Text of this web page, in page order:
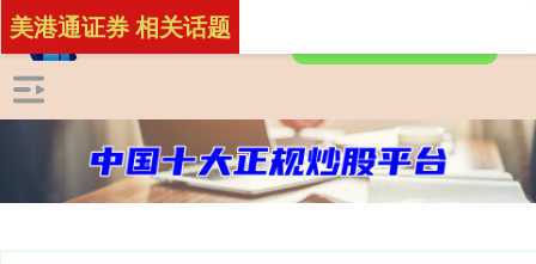
美港通证券 相关话题